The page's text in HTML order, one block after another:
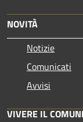
NOVITÀ
Notizie
Comunicati
Avvisi
VIVERE IL